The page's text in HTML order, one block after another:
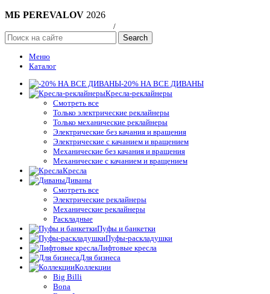
МБ PEREVALOV 2026
/
Search
Меню
Каталог
-20% НА ВСЕ ДИВАНЫ
Кресла-реклайнеры
Смотреть все
Только электрические реклайнеры
Только механические реклайнеры
Электрические без качания и вращения
Электрические с качанием и вращением
Механические без качания и вращения
Механические с качанием и вращением
Кресла
Диваны
Смотреть все
Электрические реклайнеры
Механические реклайнеры
Раскладные
Пуфы и банкетки
Пуфы-раскладушки
Лифтовые кресла
Для бизнеса
Коллекции
Big Billi
Bona